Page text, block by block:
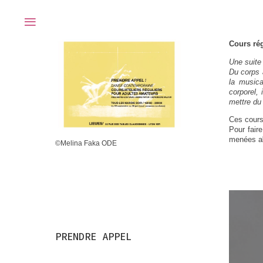
≡
©Melina Faka ODE
PRENDRE APPEL
©Melina Faka ODE
PRENDRE APPEL
Cours
Une
Du corps
la
corporel,
mettre
Ces
Pour
menées